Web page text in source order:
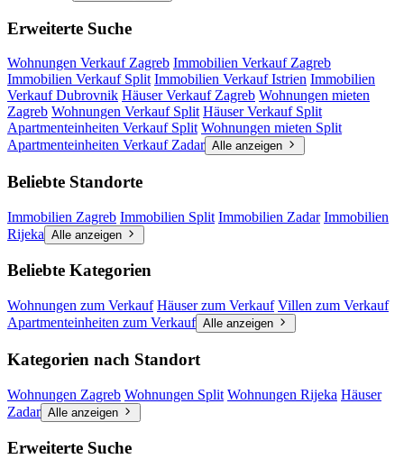
Erweiterte Suche
Wohnungen Verkauf Zagreb Immobilien Verkauf Zagreb
Immobilien Verkauf Split Immobilien Verkauf Istrien Immobilien
Verkauf Dubrovnik Häuser Verkauf Zagreb Wohnungen mieten
Zagreb Wohnungen Verkauf Split Häuser Verkauf Split
Apartmenteinheiten Verkauf Split Wohnungen mieten Split
Apartmenteinheiten Verkauf Zadar Alle anzeigen
Beliebte Standorte
Immobilien Zagreb Immobilien Split Immobilien Zadar Immobilien
Rijeka Alle anzeigen
Beliebte Kategorien
Wohnungen zum Verkauf Häuser zum Verkauf Villen zum Verkauf
Apartmenteinheiten zum Verkauf Alle anzeigen
Kategorien nach Standort
Wohnungen Zagreb Wohnungen Split Wohnungen Rijeka Häuser
Zadar Alle anzeigen
Erweiterte Suche